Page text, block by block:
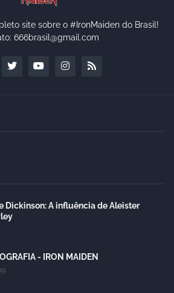
site sobre o #IronMaiden do Brasil!
666brasil@gmail.com
Dickinson: A influência de Aleister
- IRON MAIDEN